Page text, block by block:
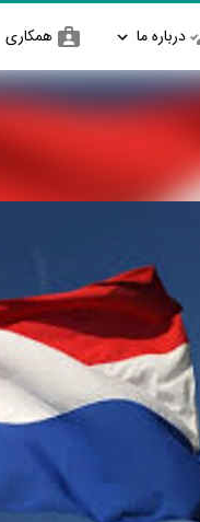
درباره ما همکاری